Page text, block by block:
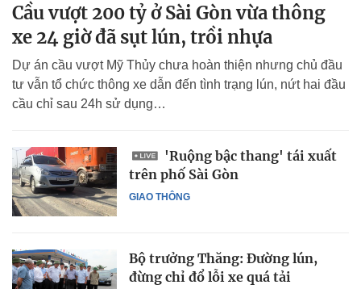
Cầu vượt 200 tỷ ở Sài Gòn vừa thông
xe 24 giờ đã sụt lún, trồi nhựa
Dự án cầu vượt Mỹ Thủy chưa hoàn thiện nhưng chủ đầu
tư vẫn tổ chức thông xe dẫn đến tình trạng lún, nứt hai đầu
cầu chỉ sau 24h sử dụng…
GIAO THÔNG
'Ruộng bậc thang' tái xuất
trên phố Sài Gòn
Bộ trưởng Thăng: Đường lún,
đừng chỉ đổ lỗi xe quá tải